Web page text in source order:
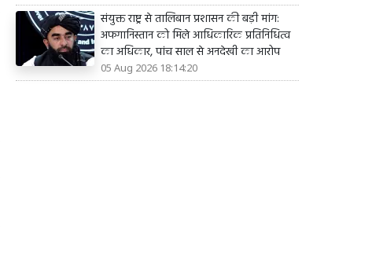
संयुक्त राष्ट्र से तालिबान प्रशासन की बड़ी मांग:
अफगानिस्तान को मिले आधिकारिक प्रतिनिधित्व
का अधिकार, पांच साल से अनदेखी का आरोप
05 Aug 2026 18:14:20